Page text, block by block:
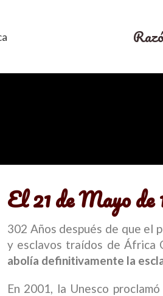
El 21 de Mayo de
302 Años después de que el
y esclavos traídos de África
abolía definitivamente la
En 2001, la Unesco